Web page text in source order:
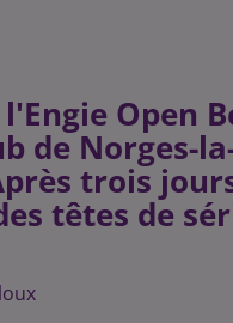
Open
de Norges-
trois